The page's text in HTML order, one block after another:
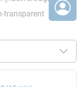
transparent